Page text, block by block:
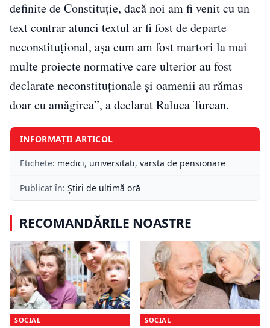
definite de Constituție, dacă noi am fi venit cu un
text contrar atunci textul ar fi fost de departe
neconstituțional, așa cum am fost martori la mai
multe proiecte normative care ulterior au fost
declarate neconstituționale și oamenii au rămas
doar cu amăgirea”, a declarat Raluca Turcan.
INFORMAȚII ARTICOL
Etichete: medici, universitati, varsta de pensionare
Publicat în: Știri de ultimă oră
RECOMANDĂRILE NOASTRE
SOCIAL SOCIAL